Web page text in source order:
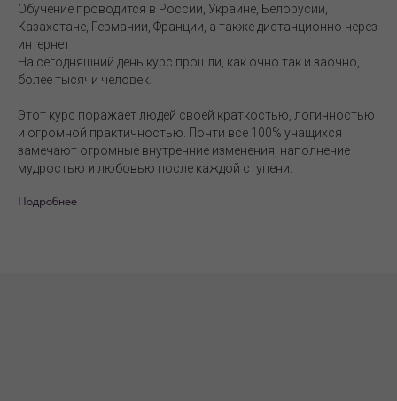
Обучение проводится в России, Украине, Белорусии,
Казахстане, Германии, Франции, а также дистанционно через
интернет
На сегодняшний день курс прошли, как очно так и заочно,
более тысячи человек.
Этот курс поражает людей своей краткостью, логичностью
и огромной практичностью. Почти все 100% учащихся
замечают огромные внутренние изменения, наполнение
мудростью и любовью после каждой ступени.
Подробнее